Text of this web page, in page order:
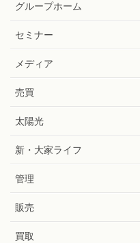
グループホーム
セミナー
メディア
売買
太陽光
新・大家ライフ
管理
販売
買取